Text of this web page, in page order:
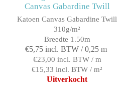
Canvas Gabardine Twill
Katoen Canvas Gabardine Twill
310g/m²
Breedte 1.50m
€5,75 incl. BTW / 0,25 m
€23,00 incl. BTW / m
€15,33 incl. BTW / m²
Uitverkocht